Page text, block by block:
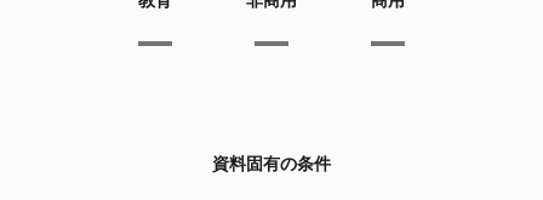
資料固有の条件